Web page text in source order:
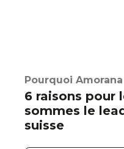
Pourquoi Amorana
6 raisons pour
sommes le
suisse